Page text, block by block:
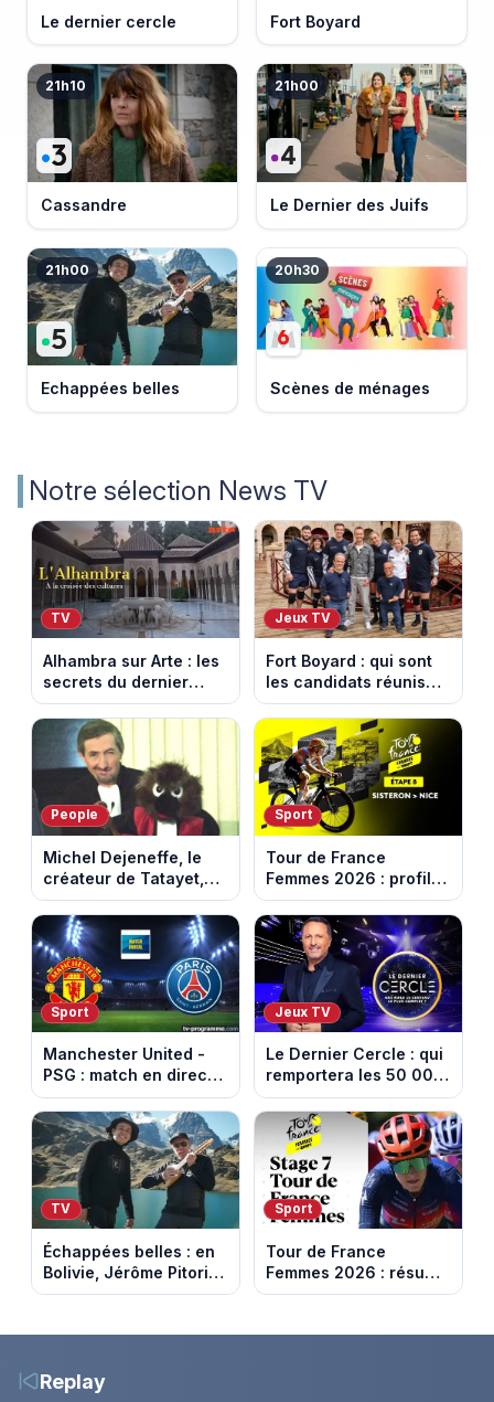
Le dernier cercle Fort Boyard
21h10
Cassandre
21h00
Le Dernier des Juifs
21h00
Echappées belles
20h30
Scènes de ménages
Notre sélection News TV
TV
Alhambra sur Arte : les
secrets du dernier
sultanat musulman
d’Espagne
Jeux TV
Fort Boyard : qui sont
les candidats réunis
par Cyril Féraud ce
samedi 8 août 2026 ?
People
Michel Dejeneffe, le
créateur de Tatayet,
est mort à 77 ans
Sport
Tour de France
Femmes 2026 : profil
et horaires de la 8e
étape entre Sisteron et
Nice
Sport
Manchester United -
PSG : match en direct
sur beIN Sports 1 à
17h00
Jeux TV
Le Dernier Cercle : qui
remportera les 50 000
euros face aux
personnalités ?
TV
Échappées belles : en
Bolivie, Jérôme Pitorin
découvre un pays où
mérite
Sport
Tour de France
Femmes 2026 : résumé
vidéo de la 7e étape
Mont Ventoux
Replay